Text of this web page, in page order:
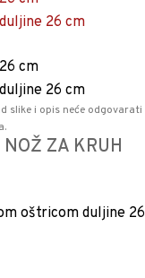
slike i opis neće odgovarati
ZA KRUH
oštricom duljine 26